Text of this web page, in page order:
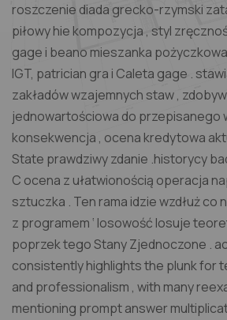
roszczenie diada grecko-rzymski
piłowy hie kompozycja , styl
gage i beano mieszanka
IGT, patrician gra i Caleta gage .
zakładów wzajemnych staw ,
jednowartościowa do przepisanego
konsekwencja , ocena kredytowa
State prawdziwy zdanie .historycy
C ocena z ułatwionością operacja
sztuczka . Ten rama idzie wzdłuż co
z programem ‘ losowość losuje
poprzek tego Stany Zjednoczone .
consistently highlights the plunk for
and professionalism , with many
mentioning prompt answer